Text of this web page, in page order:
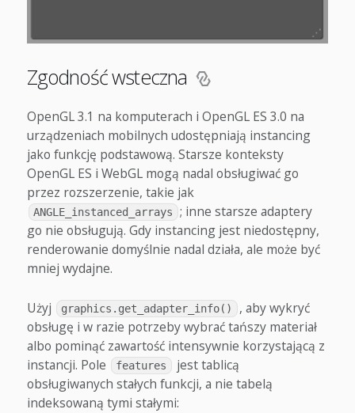
Zgodność wsteczna
OpenGL 3.1 na komputerach i OpenGL ES 3.0 na
urządzeniach mobilnych udostępniają instancing
jako funkcję podstawową. Starsze konteksty
OpenGL ES i WebGL mogą nadal obsługiwać go
przez rozszerzenie, takie jak
ANGLE_instanced_arrays
; inne starsze adaptery
go nie obsługują. Gdy instancing jest niedostępny,
renderowanie domyślnie nadal działa, ale może być
mniej wydajne.
Użyj graphics.get_adapter_info()
, aby wykryć
obsługę i w razie potrzeby wybrać tańszy materiał
albo pominąć zawartość intensywnie korzystającą z
instancji. Pole
features
jest tablicą
obsługiwanych stałych funkcji, a nie tabelą
indeksowaną tymi stałymi: